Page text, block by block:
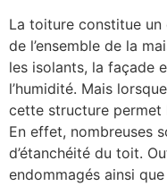
La toiture constitue un
de l’ensemble de la
les isolants, la façade
l’humidité. Mais
cette structure permet
En effet, nombreuses
d’étanchéité du toit.
endommagés ainsi